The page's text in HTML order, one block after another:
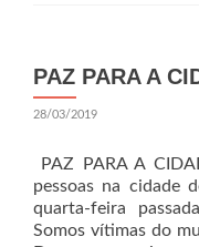
PAZ PARA A
28/03/2019
PAZ PARA A
pessoas na cidade
quarta-feira
Somos vítimas do